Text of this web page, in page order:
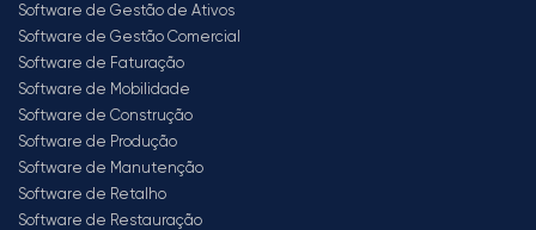
Software de Gestão de Ativos
Software de Gestão Comercial
Software de Faturação
Software de Mobilidade
Software de Construção
Software de Produção
Software de Manutenção
Software de Retalho
Software de Restauração